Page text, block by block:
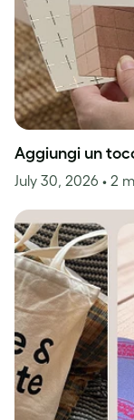
Aggiungi un
July 30, 2026 • 2